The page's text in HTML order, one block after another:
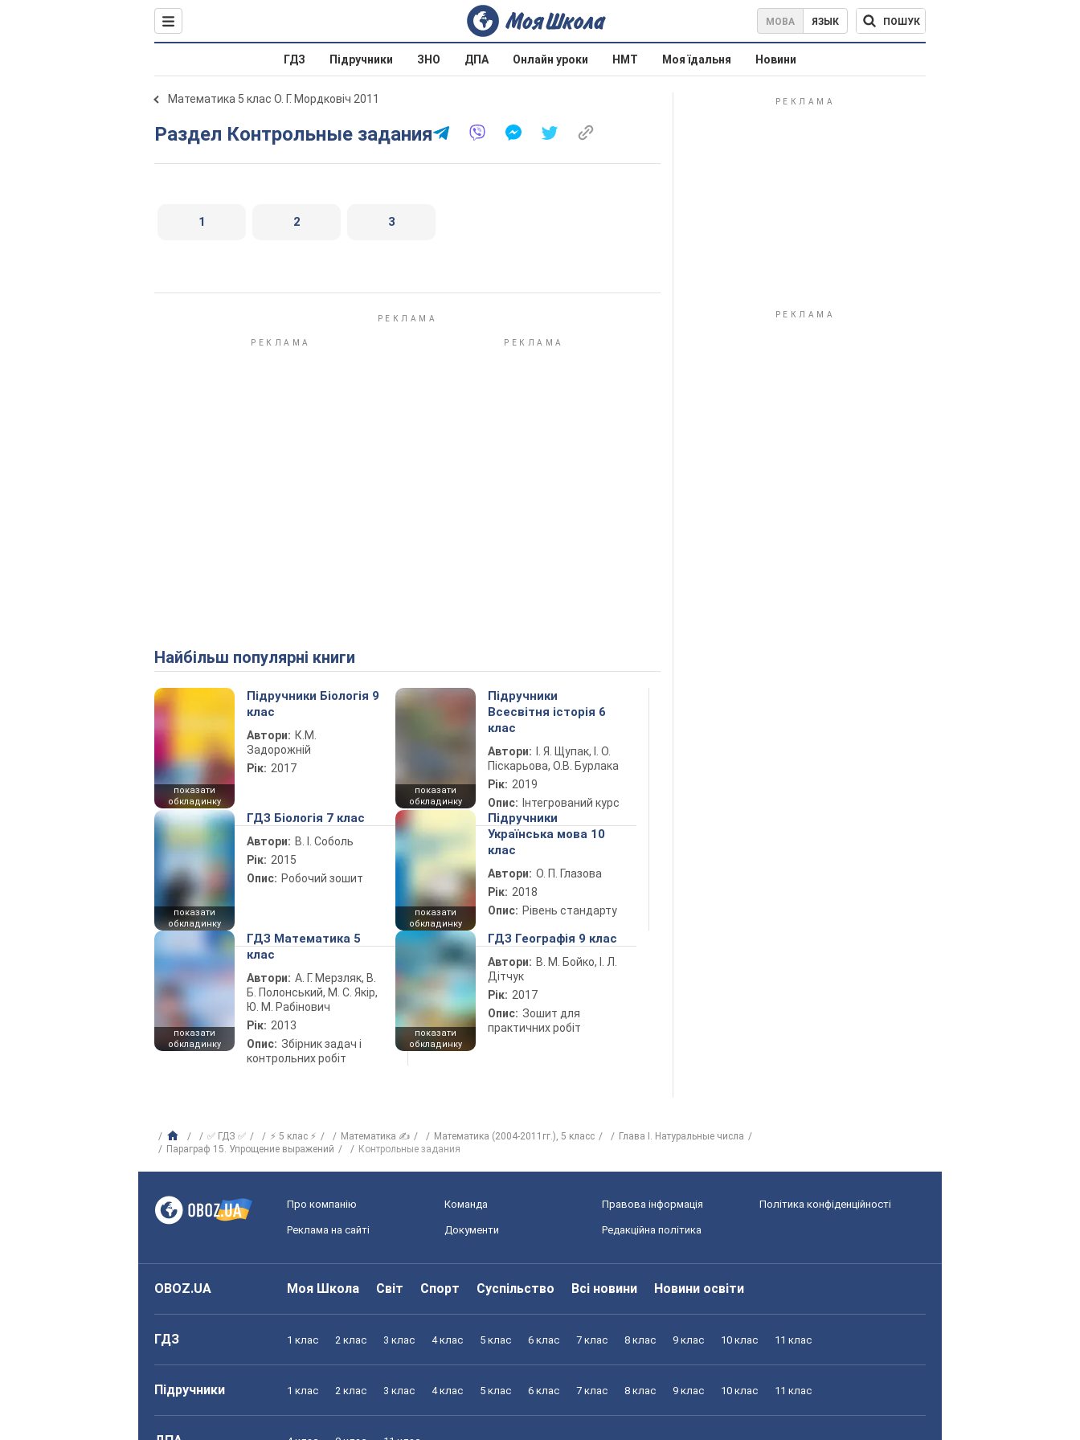
МОВА ЯЗЫК ПОШУК
ГДЗ Підручники ЗНО ДПА Онлайн уроки НМТ Моя їдальня Новини
Математика 5 клас О. Г. Мордковіч 2011
Раздел Контрольные задания
1 2 3
Найбільш популярні книги
показати
обкладинку
Підручники Біологія 9
клас
Автори: К.М.
Задорожній
Рік: 2017
показати
обкладинку
Підручники
Всесвітня історія 6
клас
Автори:
І. Я. Щупак, І. О.
Піскарьова, О.В. Бурлака
Рік: 2019
Опис: Інтегрований курс
показати
обкладинку
ГДЗ Біологія 7 клас
Автори: В. І. Соболь
Рік: 2015
Опис: Робочий зошит
показати
обкладинку
Підручники
Українська мова 10
клас
Автори: О. П. Глазова
Рік: 2018
Опис: Рівень стандарту
показати
обкладинку
ГДЗ Математика 5
клас
Автори: А. Г. Мерзляк, В.
Б. Полонський, М. С. Якір,
Ю. М. Рабінович
Рік: 2013
Опис: Збірник задач і
контрольних робіт
показати
обкладинку
ГДЗ Географія 9 клас
Автори: В. М. Бойко, І. Л.
Дітчук
Рік: 2017
Опис: Зошит для
практичних робіт
✅ ГДЗ ✅ ⚡ 5 клас ⚡ Математика ✍ Математика (2004-2011гг.), 5 класс
Глава I. Натуральные числа
Параграф 15. Упрощение выражений
Контрольные задания
Про компанію Команда Правова інформація Політика конфіденційності
Реклама на сайті Документи Редакційна політика
OBOZ.UA Моя Школа Світ Спорт Суспільство Всі новини Новини освіти
ГДЗ 1 клас 2 клас 3 клас 4 клас 5 клас 6 клас 7 клас 8 клас 9 клас 10 клас 11 клас
Підручники 1 клас 2 клас 3 клас 4 клас 5 клас 6 клас 7 клас 8 клас 9 клас 10 клас 11 клас